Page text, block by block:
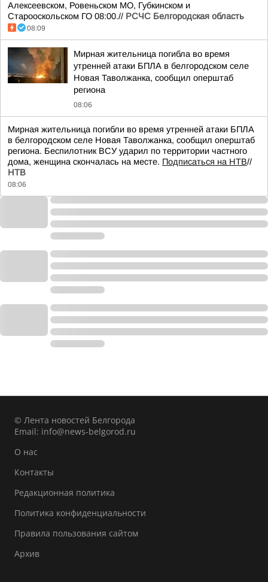
Алексеевском, Ровеньском МО, Губкинском и
Старооскольском ГО 08:00.// РСЧС Белгородская область
08:09
Мирная жительница погибла во время
утренней атаки БПЛА в белгородском селе
Новая Таволжанка, сообщил оперштаб
региона
08:06
Мирная жительница погибли во время утренней атаки БПЛА
в белгородском селе Новая Таволжанка, сообщил оперштаб
региона. Беспилотник ВСУ ударил по территории частного
дома, женщина скончалась на месте. Подписаться на НТВ//
НТВ
08:06
© Лента новостей Белгорода
Email: info@news-belgorod.ru
О нас
Контакты
Редакционная политика
Политика конфиденциальности
Правила пользования сайтом
Архив